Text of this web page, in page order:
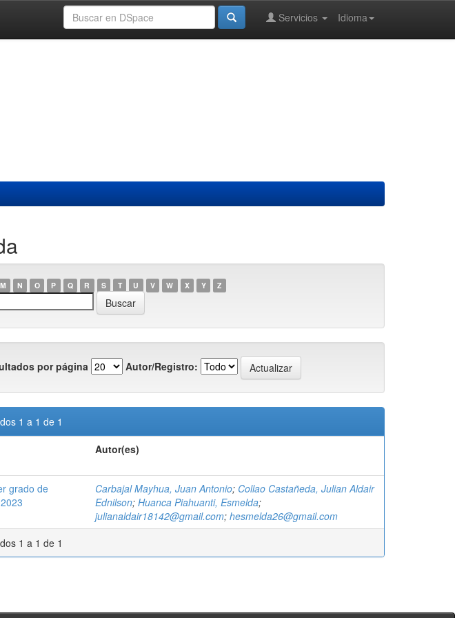
Idioma
Servicios
M N O P Q R S T U V W X Y Z
por página Autor/Registro:
1 a 1 de 1
Autor(es)
grado de
Carbajal Mayhua, Juan Antonio; Collao Castañeda, Julian Aldair
Ednilson; Huanca Piahuanti, Esmelda;
julianaldair18142@gmail.com; hesmelda26@gmail.com
1 a 1 de 1